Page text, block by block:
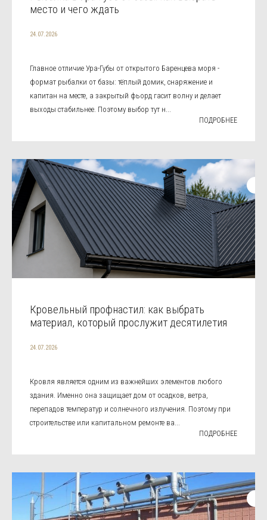
место и чего ждать
24.07.2026
Главное отличие Ура-Губы от открытого Баренцева моря -
формат рыбалки от базы: тёплый домик, снаряжение и
капитан на месте, а закрытый фьорд гасит волну и делает
выходы стабильнее. Поэтому выбор тут н...
ПОДРОБНЕЕ
Кровельный профнастил: как выбрать
материал, который прослужит десятилетия
24.07.2026
Кровля является одним из важнейших элементов любого
здания. Именно она защищает дом от осадков, ветра,
перепадов температур и солнечного излучения. Поэтому при
строительстве или капитальном ремонте ва...
ПОДРОБНЕЕ